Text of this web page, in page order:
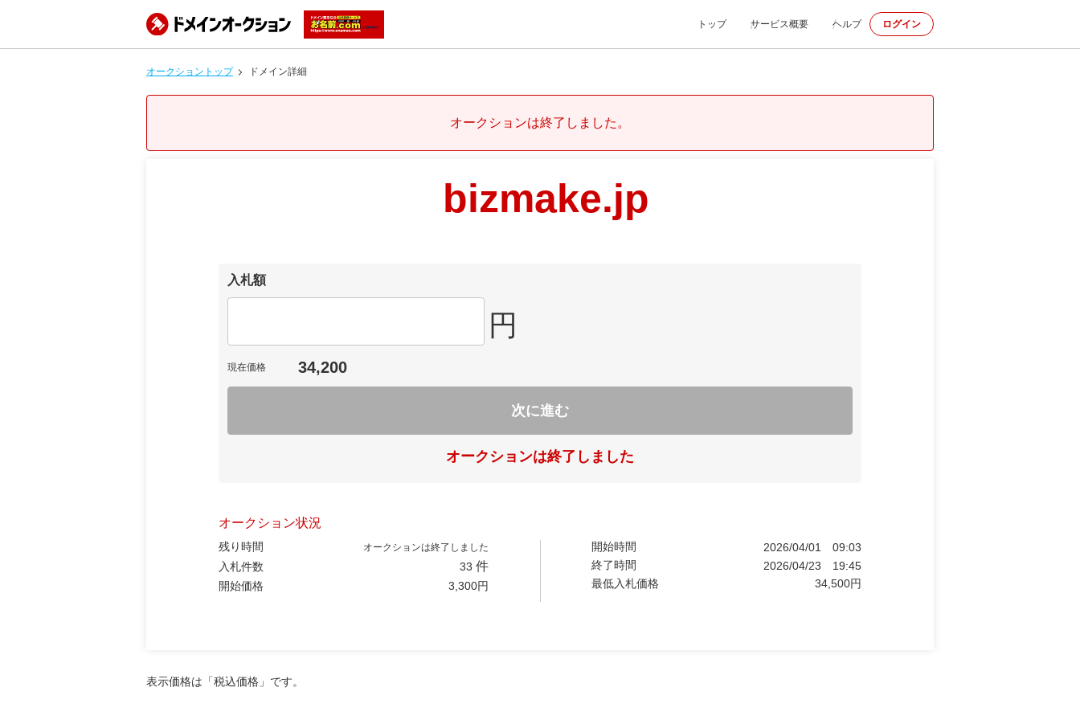
トップ サービス概要 ヘルプ ログイン
オークショントップ ドメイン詳細
オークションは終了しました。
bizmake.jp
入札額
円
現在価格 34,200
次に進む
オークションは終了しました
オークション状況
残り時間 オークションは終了しました
入札件数 33 件
開始価格 3,300円
開始時間 2026/04/01
09:03
終了時間
2026/04/23
19:45
最低入札価格
34,500円
表示価格は「税込価格」です。